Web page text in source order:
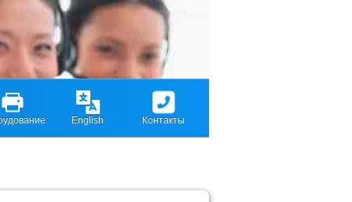
English Контакты